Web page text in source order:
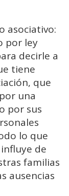
asociativo:
por ley
decirle a
tiene
que
una
por sus
lo que
de
familias
ausencias